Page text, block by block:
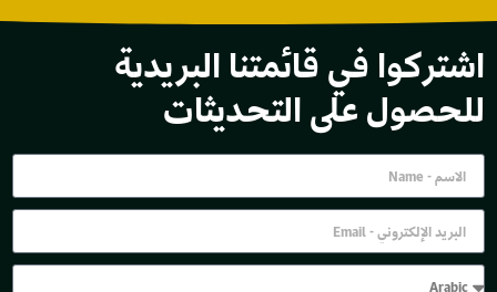
اشتركوا في قائمتنا البريدية
للحصول على التحديثات